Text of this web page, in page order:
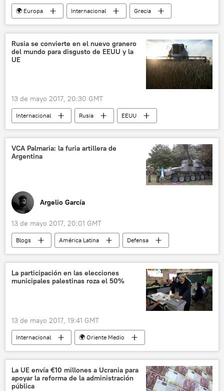
🌍 Europa Internacional
Grecia
Atenas
Salónica
tren
noticias
Rusia se convierte en el nuevo granero
del mundo para disgusto de EEUU y la
UE
13 de mayo 2017, 20:30 GMT
Internacional Rusia
EEUU
sanciones
agricultura
Unión Europea (UE)
noticias
VCA Palmaria: la furia artillera de
Argentina
Argelio García
13 de mayo 2017, 20:01 GMT
Blogs América Latina
Defensa
Internacional
Argentina
Fuerzas Armadas de Argentina
tanques
noticias
La participación en las elecciones
municipales palestinas roza el 50%
13 de mayo 2017, 19:41 GMT
Internacional
🌍 Oriente Medio
Cisjordania
Palestina
Franja de Gaza
Hamás
elecciones
noticias
La UE envía €10 millones a Ucrania para
apoyar la reforma de la administración
pública